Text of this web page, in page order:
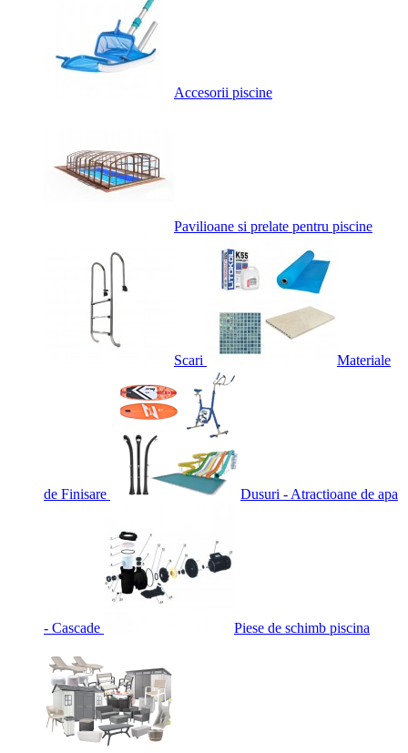
Accesorii piscine
Pavilioane si prelate pentru piscine
Scari Materiale
de Finisare Dusuri - Atractioane de apa
- Cascade Piese de schimb piscina